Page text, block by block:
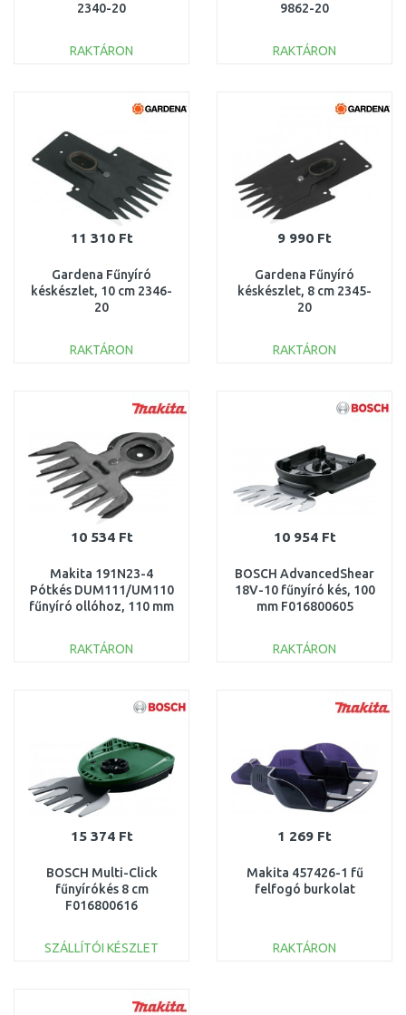
2340-20
RAKTÁRON
Összehasonlítás
9862-20
RAKTÁRON
Összehasonlítás
11 310 Ft
Gardena Fűnyíró
késkészlet, 10 cm 2346-
20
RAKTÁRON
Összehasonlítás
9 990 Ft
Gardena Fűnyíró
késkészlet, 8 cm 2345-
20
RAKTÁRON
Összehasonlítás
10 534 Ft
Makita 191N23-4
Pótkés DUM111/UM110
fűnyíró ollóhoz, 110 mm
RAKTÁRON
Összehasonlítás
10 954 Ft
BOSCH AdvancedShear
18V-10 fűnyíró kés, 100
mm F016800605
RAKTÁRON
Összehasonlítás
15 374 Ft
BOSCH Multi-Click
fűnyírókés 8 cm
F016800616
SZÁLLÍTÓI KÉSZLET
Összehasonlítás
1 269 Ft
Makita 457426-1 fű
felfogó burkolat
RAKTÁRON